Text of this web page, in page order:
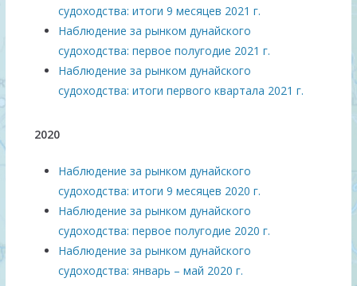
судоходства: итоги 9 месяцев 2021 г.
Наблюдение за рынком дунайского
судоходства: первое полугодие 2021 г.
Наблюдение за рынком дунайского
судоходства: итоги первого квартала 2021 г.
2020
Наблюдение за рынком дунайского
судоходства: итоги 9 месяцев 2020 г.
Наблюдение за рынком дунайского
судоходства: первое полугодие 2020 г.
Наблюдение за рынком дунайского
судоходства: январь – май 2020 г.